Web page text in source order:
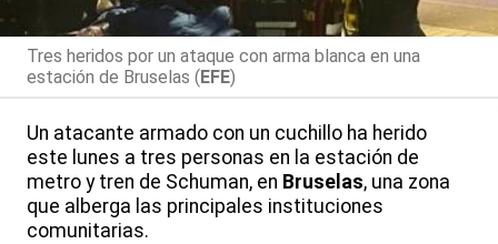
Tres heridos por un ataque con arma blanca en una
estación de Bruselas (EFE)
Un atacante armado con un cuchillo ha herido
este lunes a tres personas en la estación de
metro y tren de Schuman, en Bruselas, una zona
que alberga las principales instituciones
comunitarias.